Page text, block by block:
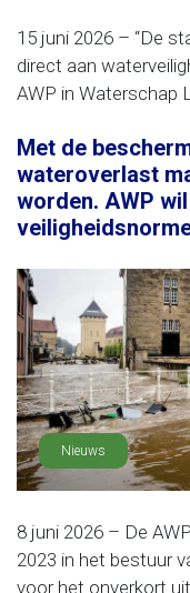
15 juni 2026 – “De
direct aan
AWP in Waterschap
Met de
wateroverlast
worden. AWP
Nieuws
8 juni 2026 – De
2023 in het bestuur
voor het onverkort